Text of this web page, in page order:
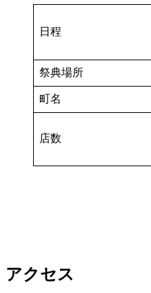
日程
祭典場所
町名
店数
アクセス